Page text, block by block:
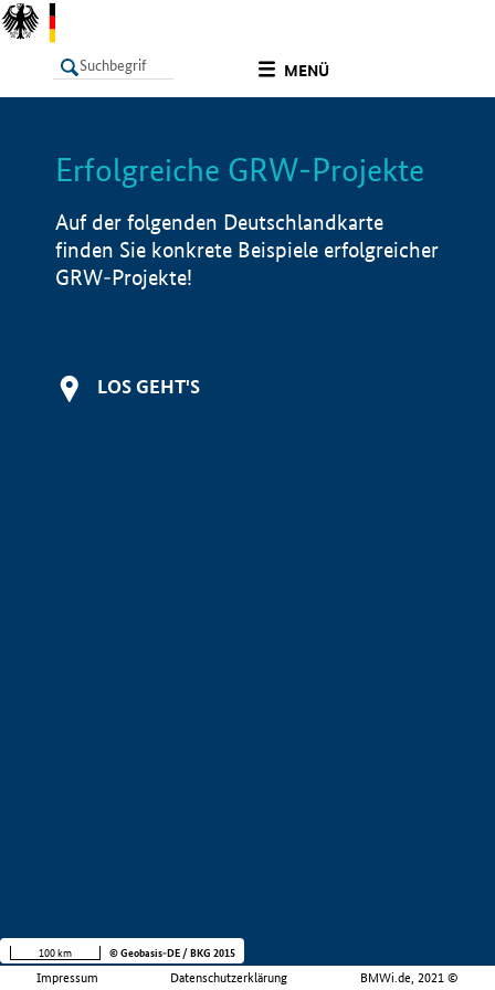
MENÜ
LISTE Info
Erfolgreiche GRW-Projekte
Auf der folgenden Deutschlandkarte
finden Sie konkrete Beispiele erfolgreicher
GRW-Projekte!
LOS GEHT'S
Impressum Datenschutzerklärung BMWi.de, 2021 ©
100 km © Geobasis-DE / BKG 2015